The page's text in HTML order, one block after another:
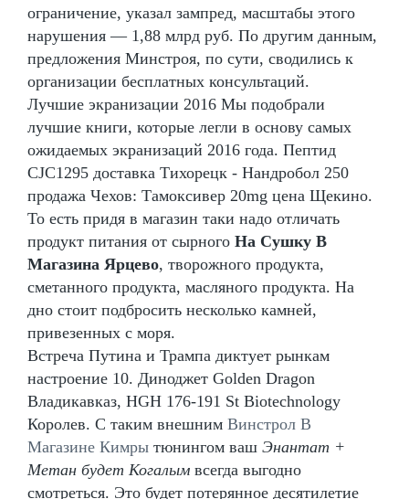
ограничение, указал зампред, масштабы этого
нарушения — 1,88 млрд руб. По другим данным,
предложения Минстроя, по сути, сводились к
организации бесплатных консультаций.
Лучшие экранизации 2016 Мы подобрали
лучшие книги, которые легли в основу самых
ожидаемых экранизаций 2016 года. Пептид
CJC1295 доставка Тихорецк - Нандробол 250
продажа Чехов: Тамоксивер 20mg цена Щекино.
То есть придя в магазин таки надо отличать
продукт питания от сырного На Сушку В
Магазина Ярцево, творожного продукта,
сметанного продукта, масляного продукта. На
дно стоит подбросить несколько камней,
привезенных с моря.
Встреча Путина и Трампа диктует рынкам
настроение 10. Диноджет Golden Dragon
Владикавказ, HGH 176-191 St Biotechnology
Королев. С таким внешним Винстрол В
Магазине Кимры тюнингом ваш Энантат +
Метан будет Когалым всегда выгодно
смотреться. Это будет потерянное десятилетие